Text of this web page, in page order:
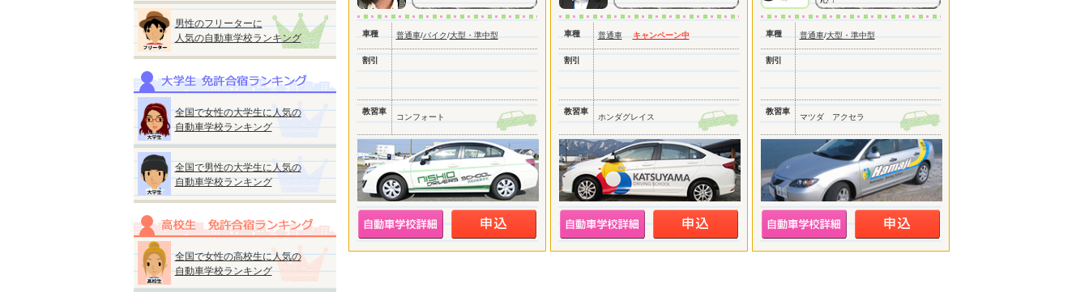
男性のフリーターに
人気の自動車学校ランキング
全国で女性の大学生に人気の
自動車学校ランキング
全国で男性の大学生に人気の
自動車学校ランキング
全国で女性の高校生に人気の
自動車学校ランキング
車種 普通車/バイク/大型・準中型
割引
教習車
コンフォート
車種 普通車 キャンペーン中
割引
教習車
ホンダグレイス
車種 普通車/大型・準中型
割引
教習車
マツダ アクセラ